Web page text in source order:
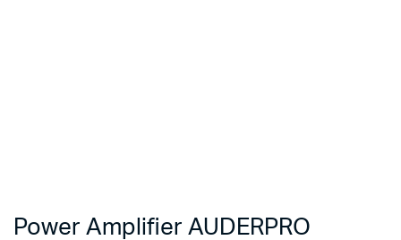
Power Amplifier AUDERPRO